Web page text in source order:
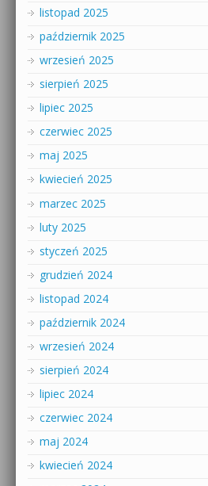
listopad 2025
październik 2025
wrzesień 2025
sierpień 2025
lipiec 2025
czerwiec 2025
maj 2025
kwiecień 2025
marzec 2025
luty 2025
styczeń 2025
grudzień 2024
listopad 2024
październik 2024
wrzesień 2024
sierpień 2024
lipiec 2024
czerwiec 2024
maj 2024
kwiecień 2024